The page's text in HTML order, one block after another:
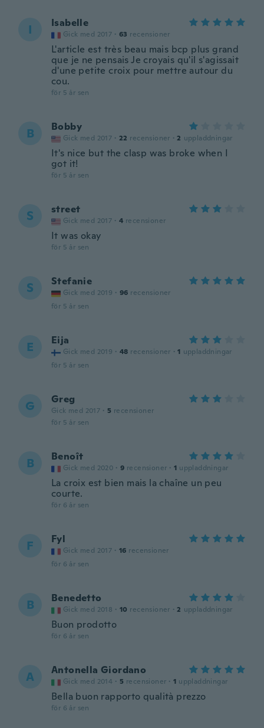
I Isabelle
Gick med 2017 · 63 recensioner
L'article est très beau mais bcp plus grand
que je ne pensais Je croyais qu'il s'agissait
d'une petite croix pour mettre autour du
cou.
för 5 år sen
B Bobby
Gick med 2017 · 22 recensioner · 2 uppladdningar
It's nice but the clasp was broke when I
got it!
för 5 år sen
S street
Gick med 2017 · 4 recensioner
It was okay
för 5 år sen
S Stefanie
Gick med 2019 · 96 recensioner
för 5 år sen
E Eija
Gick med 2019 · 48 recensioner · 1 uppladdningar
för 5 år sen
G Greg
Gick med 2017 · 5 recensioner
för 5 år sen
B Benoît
Gick med 2020 · 9 recensioner · 1 uppladdningar
La croix est bien mais la chaîne un peu
courte.
för 6 år sen
F Fyl
Gick med 2017 · 16 recensioner
för 6 år sen
B Benedetto
Gick med 2018 · 10 recensioner · 2 uppladdningar
Buon prodotto
för 6 år sen
A Antonella Giordano
Gick med 2014 · 5 recensioner · 1 uppladdningar
Bella buon rapporto qualità prezzo
för 6 år sen